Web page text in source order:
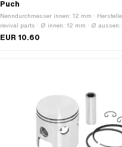
Puch
Nenndurchmesser innen: 12 mm ·
revival parts · Ø innen: 12 mm · Ø aussen:
Gesamthöhe: 12 mm
EUR 10.60